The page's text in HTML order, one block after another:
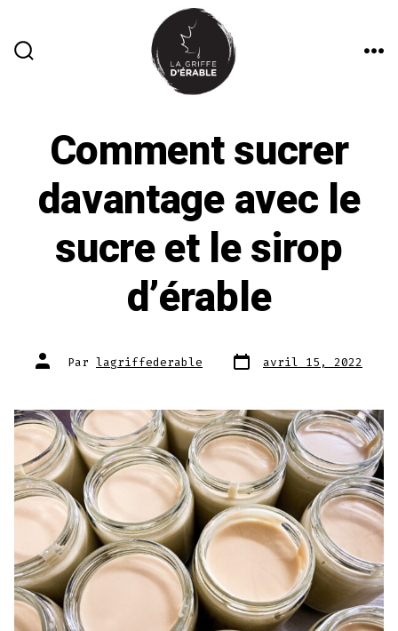
contenu
Comment sucrer
davantage avec le
sucre et le sirop
d’érable
Auteur
de Par lagriffederable Date
de avril 15, 2022